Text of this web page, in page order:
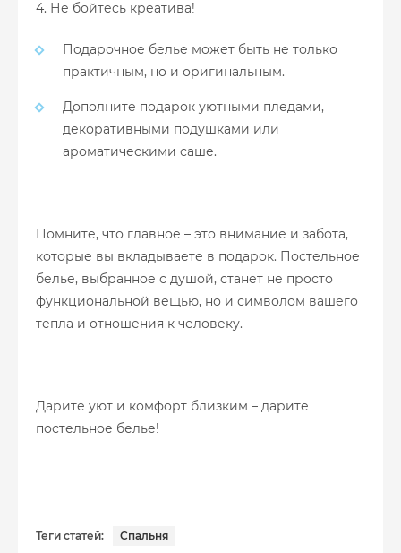
4. Не бойтесь креатива!
Подарочное белье может быть не только
практичным, но и оригинальным.
Дополните подарок уютными пледами,
декоративными подушками или
ароматическими саше.
Помните, что главное – это внимание и забота,
которые вы вкладываете в подарок. Постельное
белье, выбранное с душой, станет не просто
функциональной вещью, но и символом вашего
тепла и отношения к человеку.
Дарите уют и комфорт близким – дарите
постельное белье!
Теги статей: Спальня